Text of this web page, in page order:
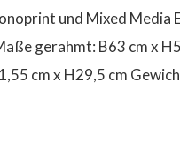
und Mixed Media
gerahmt: B63 cm x
cm x H29,5 cm